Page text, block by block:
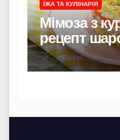
ЇЖА ТА КУЛІНАРІЯ
Мімоза з
рецепт
риби